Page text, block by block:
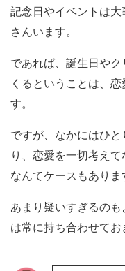
記念日やイベントは大
さんいます。
であれば、誕生日や
くるということは、
す。
ですが、なかにはひ
り、恋愛を一切考え
なんてケースもありま
あまり疑いすぎるの
は常に持ち合わせてお